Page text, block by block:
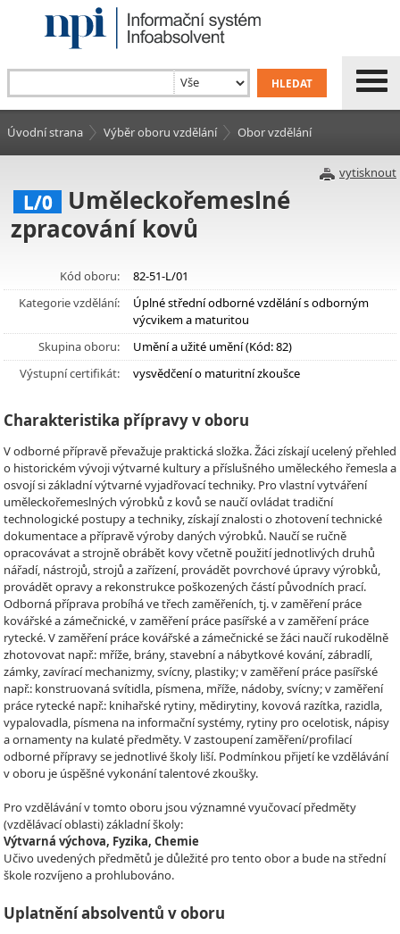
Úvodní strana Výběr oboru vzdělání Obor vzdělání
vytisknout
L/0
Uměleckořemeslné
zpracování kovů
Kód oboru:
82-51-L/01
Kategorie vzdělání:
Úplné střední odborné vzdělání s odborným
výcvikem a maturitou
Skupina oboru:
Umění a užité umění (Kód: 82)
Výstupní certifikát:
vysvědčení o maturitní zkoušce
Charakteristika přípravy v oboru
V odborné přípravě převažuje praktická složka. Žáci získají ucelený přehled
o historickém vývoji výtvarné kultury a příslušného uměleckého řemesla a
osvojí si základní výtvarné vyjadřovací techniky. Pro vlastní vytváření
uměleckořemeslných výrobků z kovů se naučí ovládat tradiční
technologické postupy a techniky, získají znalosti o zhotovení technické
dokumentace a přípravě výroby daných výrobků. Naučí se ručně
opracovávat a strojně obrábět kovy včetně použití jednotlivých druhů
nářadí, nástrojů, strojů a zařízení, provádět povrchové úpravy výrobků,
provádět opravy a rekonstrukce poškozených částí původních prací.
Odborná příprava probíhá ve třech zaměřeních, tj. v zaměření práce
kovářské a zámečnické, v zaměření práce pasířské a v zaměření práce
rytecké. V zaměření práce kovářské a zámečnické se žáci naučí rukodělně
zhotovovat např.: mříže, brány, stavební a nábytkové kování, zábradlí,
zámky, zavírací mechanizmy, svícny, plastiky; v zaměření práce pasířské
např.: konstruovaná svítidla, písmena, mříže, nádoby, svícny; v zaměření
práce rytecké např.: knihařské rytiny, mědirytiny, kovová razítka, razidla,
vypalovadla, písmena na informační systémy, rytiny pro ocelotisk, nápisy
a ornamenty na kulaté předměty. V zastoupení zaměření/profilací
odborné přípravy se jednotlivé školy liší. Podmínkou přijetí ke vzdělávání
v oboru je úspěšné vykonání talentové zkoušky.
Pro vzdělávání v tomto oboru jsou významné vyučovací předměty
(vzdělávací oblasti) základní školy:
Výtvarná výchova, Fyzika, Chemie
Učivo uvedených předmětů je důležité pro tento obor a bude na střední
škole rozvíjeno a prohlubováno.
Uplatnění absolventů v oboru